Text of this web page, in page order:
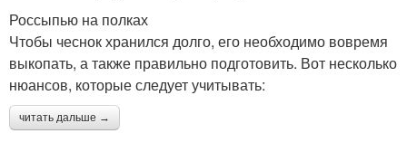
Россыпью на полках
Чтобы чеснок хранился долго, его необходимо вовремя
выкопать, а также правильно подготовить. Вот несколько
нюансов, которые следует учитывать:
читать дальше →